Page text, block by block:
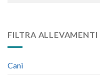
FILTRA ALLEVAMENTI
Cani